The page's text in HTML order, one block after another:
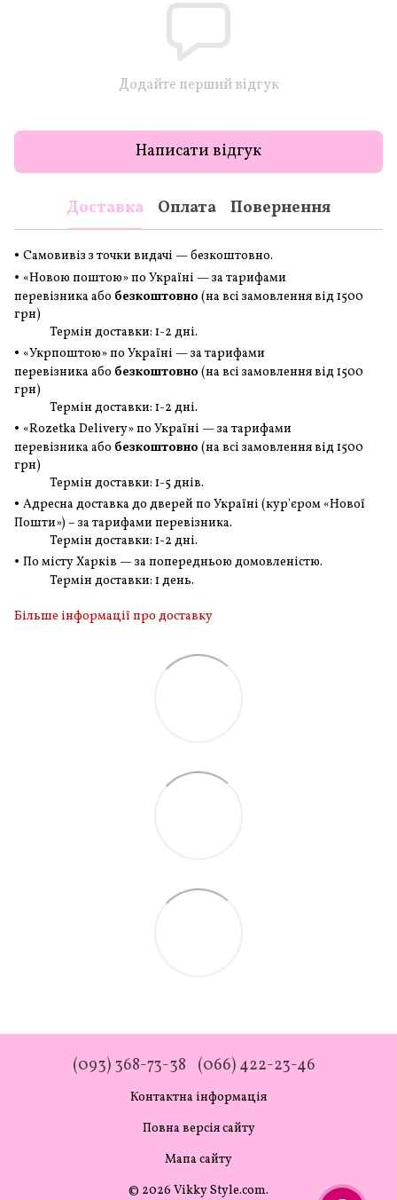
Додайте перший відгук
Написати відгук
Доставка Оплата Повернення
• Самовивіз з точки видачі — безкоштовно.
• «Новою поштою» по Україні — за тарифами
перевізника або безкоштовно (на всі замовленнявід 1500
грн)
Термін доставки: 1-2 дні.
• «Укрпоштою» по Україні — за тарифами
перевізника або безкоштовно (на всі замовленнявід 1500
грн)
Термін доставки: 1-2 дні.
• «Rozetka Delivery» по Україні — за тарифами
перевізника або безкоштовно (на всі замовленнявід 1500
грн)
Термін доставки: 1-5 днів.
• Адресна доставка до дверей по Україні (кур'єром «Нової
Пошти») – за тарифами перевізника.
Термін доставки: 1-2 дні.
• По місту Харків — за попередньою домовленістю.
Термін доставки: 1 день.
Більше інформації про доставку
(093) 368-73-38 (066) 422-23-46
Контактна інформація
Повна версія сайту
Мапа сайту
© 2026 Vikky Style.com.